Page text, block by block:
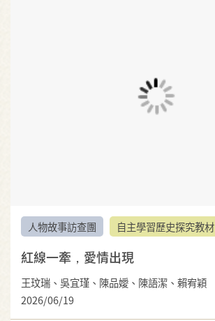
人物故事訪查團 自主學習歷史探究教材
紅線一牽，愛情出現
王玟瑞、吳宜瑾、陳品嬡、陳語潔、賴宥穎
2026/06/19